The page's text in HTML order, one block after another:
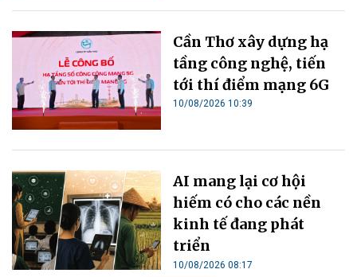
Cần Thơ xây dựng hạ
tầng công nghệ, tiến
tới thí điểm mạng 6G
10/08/2026 10:39
AI mang lại cơ hội
hiếm có cho các nền
kinh tế đang phát
triển
10/08/2026 08:17